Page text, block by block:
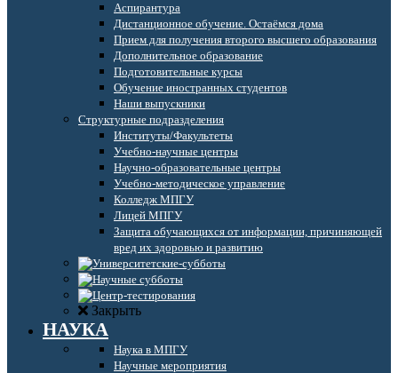
Аспирантура
Дистанционное обучение. Остаёмся дома
Прием для получения второго высшего образования
Дополнительное образование
Подготовительные курсы
Обучение иностранных студентов
Наши выпускники
Структурные подразделения
Институты/Факультеты
Учебно-научные центры
Научно-образовательные центры
Учебно-методическое управление
Колледж МПГУ
Лицей МПГУ
Защита обучающихся от информации, причиняющей
вред их здоровью и развитию
Закрыть
НАУКА
Наука в МПГУ
Научные мероприятия